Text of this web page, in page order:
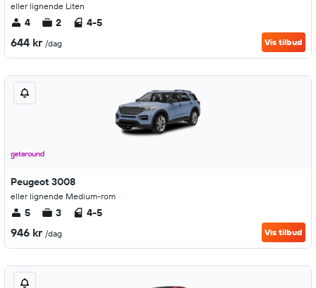
eller lignende Liten
4 2 4-5
644 kr /dag Vis tilbud
Peugeot 3008
eller lignende Medium-rom
5 3 4-5
946 kr /dag Vis tilbud